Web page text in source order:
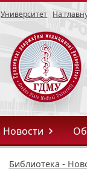
Университет На
Новости
Библиотека -